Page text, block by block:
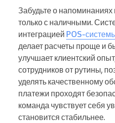
Забудьте о напоминаниях
только с наличными.
интеграцией POS-
делает расчеты проще и
улучшает клиентский
сотрудников от рутины,
уделять качественному
платежи проходят
команда чувствует себя
становится стабильнее.